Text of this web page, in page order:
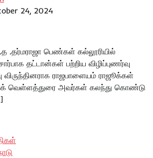
24, 2024
.தர்மராஜா பெண்கள் கல்லூரியில்
தட்டான்கள் பற்றிய விழிப்புணர்வு
விருந்தினராக ராஜபாளையம் ராஜூக்கள்
வெள்ளத்துரை அவர்கள் கலந்து கொண்டு